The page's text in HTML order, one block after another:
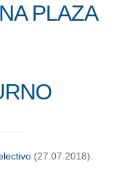
PLAZA
(27.07.2018).